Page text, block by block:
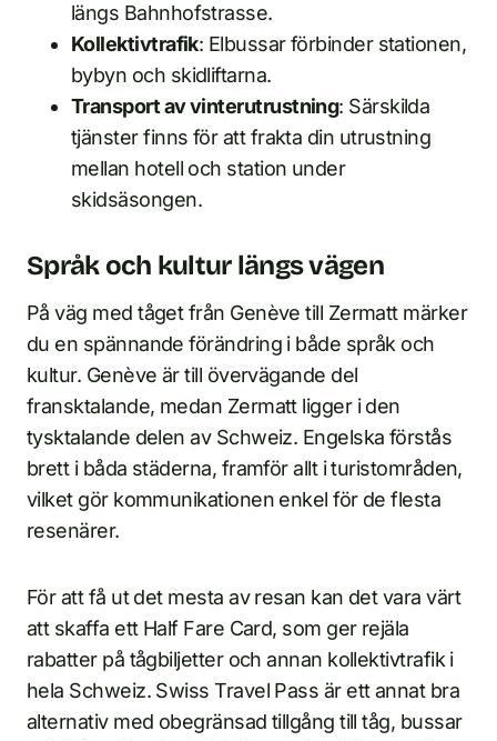
längs Bahnhofstrasse.
Kollektivtrafik: Elbussar förbinder stationen,
bybyn och skidliftarna.
Transport av vinterutrustning: Särskilda
tjänster finns för att frakta din utrustning
mellan hotell och station under
skidsäsongen.
Språk och kultur längs vägen
På väg med tåget från Genève till Zermatt märker
du en spännande förändring i både språk och
kultur. Genève är till övervägande del
fransktalande, medan Zermatt ligger i den
tysktalande delen av Schweiz. Engelska förstås
brett i båda städerna, framför allt i turistområden,
vilket gör kommunikationen enkel för de flesta
resenärer.
För att få ut det mesta av resan kan det vara värt
att skaffa ett Half Fare Card, som ger rejäla
rabatter på tågbiljetter och annan kollektivtrafik i
hela Schweiz. Swiss Travel Pass är ett annat bra
alternativ med obegränsad tillgång till tåg, bussar